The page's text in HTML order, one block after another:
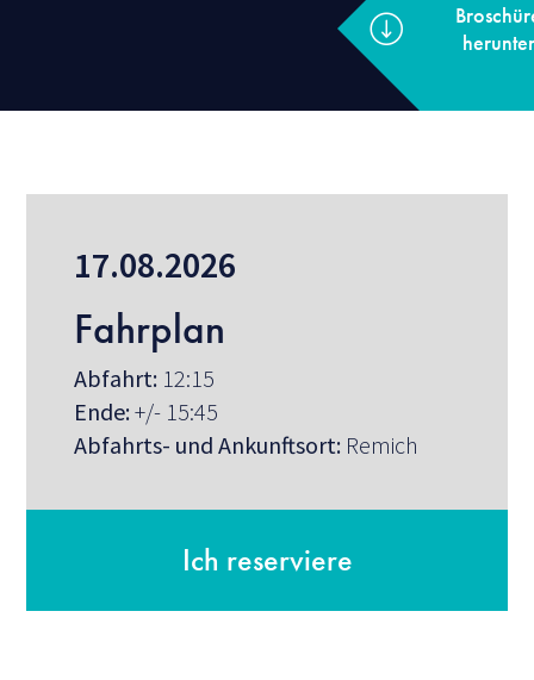
17.08.2026
Fahrplan
Abfahrt: 12:15
Ende:+/- 15:45
Abfahrts- und Ankunftsort: Remich
Ich reserviere